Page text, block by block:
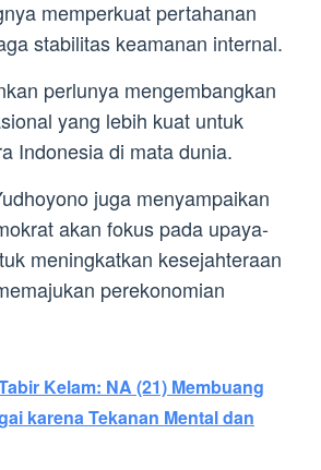
memperkuat pertahanan
stabilitas keamanan internal.
perlunya mengembangkan
yang lebih kuat untuk
Indonesia di mata dunia.
juga menyampaikan
akan fokus pada upaya-
meningkatkan kesejahteraan
perekonomian
Kelam: NA (21) Membuang
karena Tekanan Mental dan